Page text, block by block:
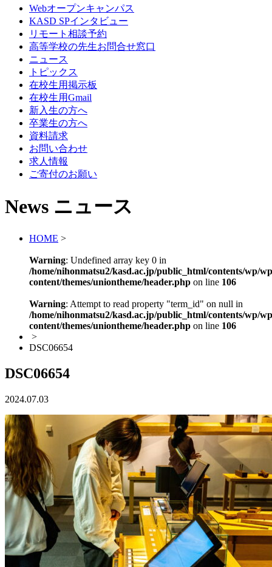
Webオープンキャンパス
KASD SPインタビュー
リモート相談予約
高等学校の先生お問合せ窓口
ニュース
トピックス
在校生用掲示板
在校生用Gmail
新入生の方へ
卒業生の方へ
資料請求
お問い合わせ
求人情報
ご寄付のお願い
News ニュース
HOME >
Warning: Undefined array key 0 in
/home/nihonmatsu2/kasd.ac.jp/public_html/contents/wp/
content/themes/uniontheme/header.php on line 106
Warning: Attempt to read property "term_id" on null in
/home/nihonmatsu2/kasd.ac.jp/public_html/contents/wp/
content/themes/uniontheme/header.php on line 106
>
DSC06654
DSC06654
2024.07.03